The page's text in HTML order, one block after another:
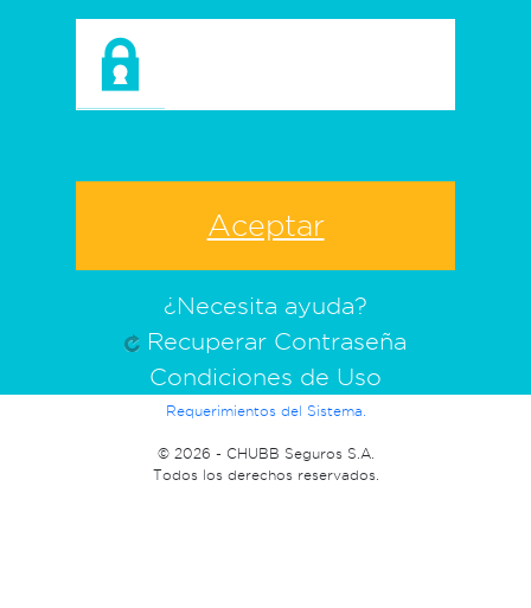
¿Necesita ayuda?
Recuperar Contraseña
Condiciones de Uso
Requerimientos del Sistema.
© 2026 - CHUBB Seguros S.A.
Todos los derechos reservados.